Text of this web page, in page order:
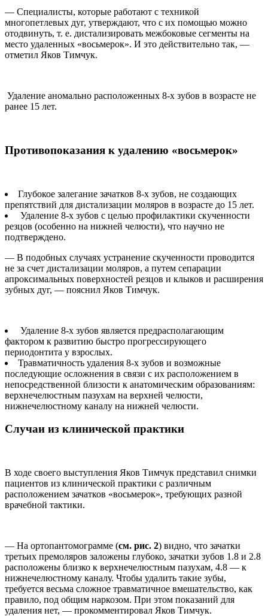
— Специалисты, которые работают с техникой
многопетлевых дуг, утверждают, что с их помощью можно
отодвинуть, т. е. дистализировать межбоковые сегменты на
место удаленных «восьмерок». И это действительно так, —
отметил Яков Тимчук.
Удаление аномально расположенных 8-х зубов в возрасте не
ранее 15 лет.
Противопоказания к удалению «восьмерок»
Глубокое залегание зачатков 8-х зубов, не создающих
препятствий для дистализации моляров в возрасте до 15 лет.
Удаление 8-х зубов с целью профилактики скученности
резцов (особенно на нижней челюсти), что научно не
подтверждено.
— В подобных случаях устранение скученности проводится
не за счет дистализации моляров, а путем сепарации
апроксимальных поверхностей резцов и клыков и расширения
зубных дуг, — пояснил Яков Тимчук.
Удаление 8-х зубов является предрасполагающим
фактором к развитию быстро прогрессирующего
периодонтита у взрослых.
Травматичность удаления 8-х зубов и возможные
последующие осложнения в связи с их расположением в
непосредственной близости к анатомическим образованиям:
верхнечелюстным пазухам на верхней челюсти,
нижнечелюстному каналу на нижней челюсти.
Случаи из клинической практики
В ходе своего выступления Яков Тимчук представил снимки
пациентов из клинической практики с различным
расположением зачатков «восьмерок», требующих разной
врачебной тактики.
— На ортопантомограмме (см. рис. 2) видно, что зачатки
третьих премоляров заложены глубоко, зачатки зубов 1.8 и 2.8
расположены близко к верхнечелюстным пазухам, 4.8 — к
нижнечелюстному каналу. Чтобы удалить такие зубы,
требуется весьма сложное травматичное вмешательство, как
правило, под общим наркозом. При этом показаний для
удаления нет, — прокомментировал Яков Тимчук.